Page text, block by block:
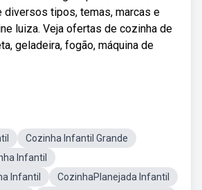
diversos tipos, temas, marcas e
luiza. Veja ofertas de cozinha de
geladeira, fogão, máquina de
Cozinha Infantil Grande
Infantil
Infantil
CozinhaPlanejada Infantil